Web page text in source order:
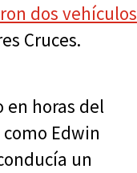
dos vehículos
Cruces.
horas del
Edwin
un